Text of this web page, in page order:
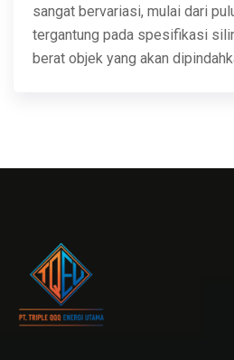
sangat bervariasi, mulai dari
tergantung pada spesifikasi
berat objek yang akan